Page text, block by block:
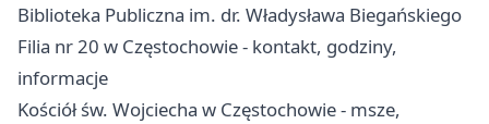
Biblioteka Publiczna im. dr. Władysława Biegańskiego
Filia nr 20 w Częstochowie - kontakt, godziny,
informacje
Kościół św. Wojciecha w Częstochowie - msze,